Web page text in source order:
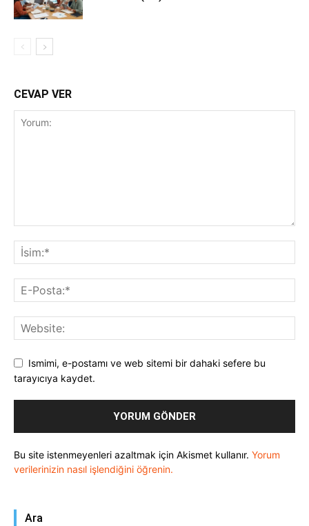
CEVAP VER
Ismimi, e-postamı ve web sitemi bir dahaki sefere bu
tarayıcıya kaydet.
Bu site istenmeyenleri azaltmak için Akismet kullanır. Yorum
verilerinizin nasıl işlendiğini öğrenin.
Ara